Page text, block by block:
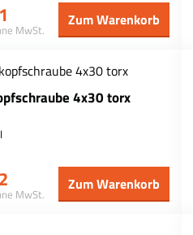
MwSt.
Zum Warenkorb
4x30 torx
MwSt.
Zum Warenkorb